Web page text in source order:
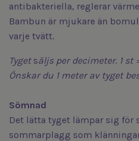
antibakteriella, reglerar
Bambun är mjukare än
varje tvätt.
Tyget säljsper decimeter. 1 st
Önskar du 1 meter av tyget
Sömnad
Det lätta tyget lämpar sig för
sommarplagg som